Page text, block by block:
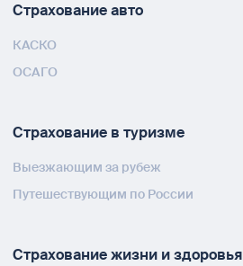
Страхование авто
КАСКО
ОСАГО
Страхование в туризме
Выезжающим за рубеж
Путешествующим по России
Страхование жизни и здоровья